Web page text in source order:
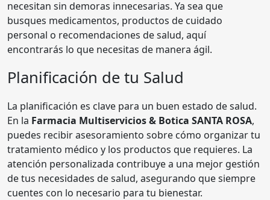
necesitan sin demoras innecesarias. Ya sea que
busques medicamentos, productos de cuidado
personal o recomendaciones de salud, aquí
encontrarás lo que necesitas de manera ágil.
Planificación de tu Salud
La planificación es clave para un buen estado de salud.
En la Farmacia Multiservicios & Botica SANTA ROSA,
puedes recibir asesoramiento sobre cómo organizar tu
tratamiento médico y los productos que requieres. La
atención personalizada contribuye a una mejor gestión
de tus necesidades de salud, asegurando que siempre
cuentes con lo necesario para tu bienestar.